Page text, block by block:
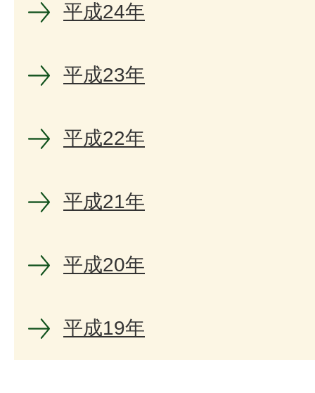
平成24年
平成23年
平成22年
平成21年
平成20年
平成19年